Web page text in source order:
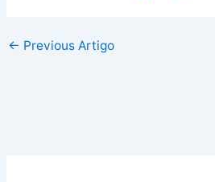
← Previous Artigo